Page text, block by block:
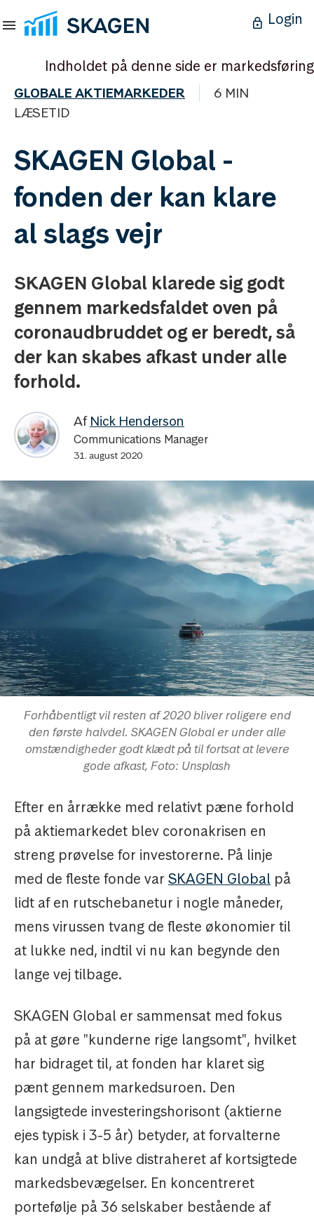
Login
Indholdet på denne side er markedsføring
GLOBALE AKTIEMARKEDER
6 MIN
LÆSETID
SKAGEN Global -
fonden der kan klare
al slags vejr
SKAGEN Global klarede sig godt
gennem markedsfaldet oven på
coronaudbruddet og er beredt, så
der kan skabes afkast under alle
forhold.
Af Nick Henderson
Communications Manager
31. august 2020
Forhåbentligt vil resten af 2020 bliver roligere end
den første halvdel. SKAGEN Global er under alle
omstændigheder godt klædt på til fortsat at levere
gode afkast, Foto: Unsplash
Efter en årrække med relativt pæne forhold
på aktiemarkedet blev coronakrisen en
streng prøvelse for investorerne. På linje
med de fleste fonde var SKAGEN Global på
lidt af en rutschebanetur i nogle måneder,
mens virussen tvang de fleste økonomier til
at lukke ned, indtil vi nu kan begynde den
lange vej tilbage.
SKAGEN Global er sammensat med fokus
på at gøre "kunderne rige langsomt", hvilket
har bidraget til, at fonden har klaret sig
pænt gennem markedsuroen. Den
langsigtede investeringshorisont (aktierne
ejes typisk i 3-5 år) betyder, at forvalterne
kan undgå at blive distraheret af kortsigtede
markedsbevægelser. En koncentreret
portefølje på 36 selskaber bestående af